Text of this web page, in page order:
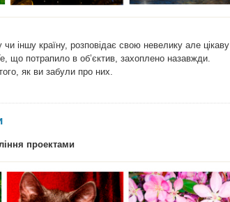
іншу країну, розповідає свою невелику але цікаву
що потрапило в об’єктив, захоплено назавжди.
як ви забули про них.
проектами